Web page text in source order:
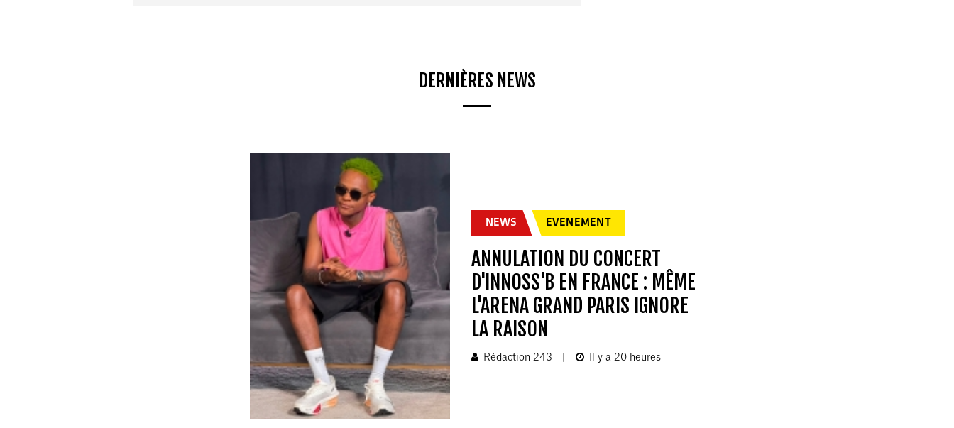
DERNIÈRES NEWS
NEWS EVENEMENT
ANNULATION DU CONCERT
D'INNOSS'B EN FRANCE : MÊME
L'ARENA GRAND PARIS IGNORE
LA RAISON
Rédaction 243 Il y a 20 heures